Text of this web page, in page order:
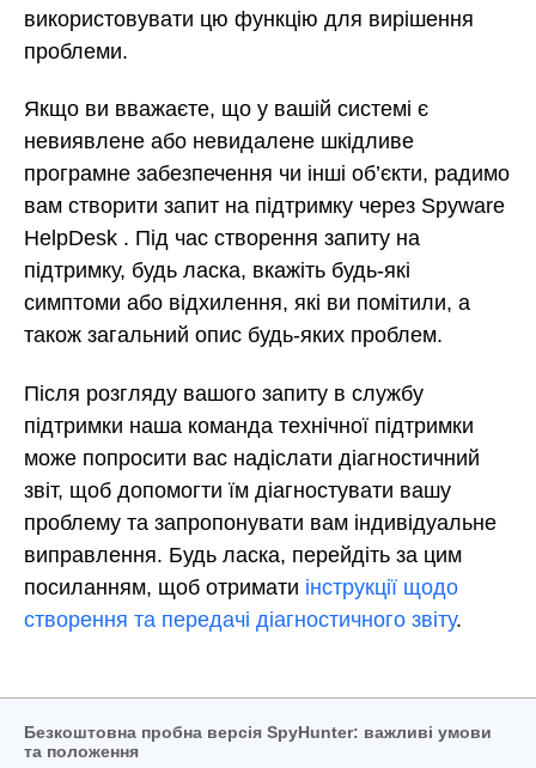
використовувати цю функцію для вирішення
проблеми.
Якщо ви вважаєте, що у вашій системі є
невиявлене або невидалене шкідливе
програмне забезпечення чи інші об’єкти, радимо
вам створити запит на підтримку через Spyware
HelpDesk . Під час створення запиту на
підтримку, будь ласка, вкажіть будь-які
симптоми або відхилення, які ви помітили, а
також загальний опис будь-яких проблем.
Після розгляду вашого запиту в службу
підтримки наша команда технічної підтримки
може попросити вас надіслати діагностичний
звіт, щоб допомогти їм діагностувати вашу
проблему та запропонувати вам індивідуальне
виправлення. Будь ласка, перейдіть за цим
посиланням, щоб отримати інструкції щодо
створення та передачі діагностичного звіту.
Безкоштовна пробна версія SpyHunter: важливі умови
та положення